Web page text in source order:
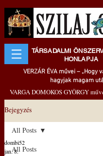
TÁRSADALMI
HONLAPJA
VERZÁR ÉVA művei – „Hogy
hagyjak magam
VARGA DOMOKOS GYÖRGY
Bejegyzés
All Posts
All Posts
dombi52
jan. 8.